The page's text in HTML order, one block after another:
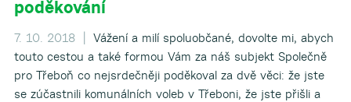
poděkování
7. 10. 2018 |
Vážení a milí spoluobčané, dovolte mi, abych
touto cestou a také formou Vám za náš subjekt Společně
pro Třeboň co nejsrdečněji poděkoval za dvě věci: že jste
se zúčastnili komunálních voleb v Třeboni, že jste přišli a